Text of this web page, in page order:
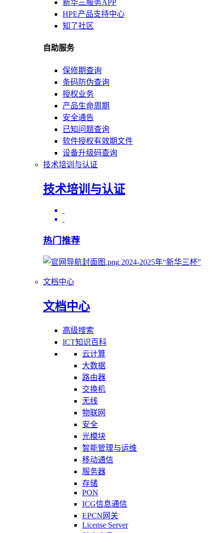
新华三服务APP
HPE产品支持中心
知了社区
自助服务
保修期查询
条码防伪查询
授权业务
产品生命周期
安全通告
已知问题查询
软件授权有效期文件
设备升级码查询
技术培训与认证
技术培训与认证
热门推荐
2024-2025年“新华三杯”
文档中心
文档中心
高级搜索
ICT知识百科
云计算
大数据
路由器
交换机
无线
物联网
安全
光模块
智能管理与运维
移动通信
服务器
存储
PON
ICG信息通信
EPCN网关
License Server